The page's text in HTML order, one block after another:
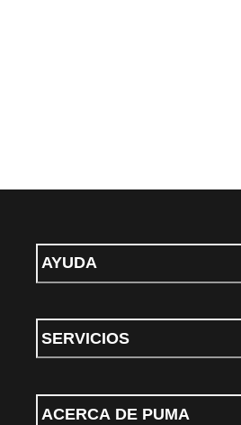
AYUDA
SERVICIOS
ACERCA DE PUMA